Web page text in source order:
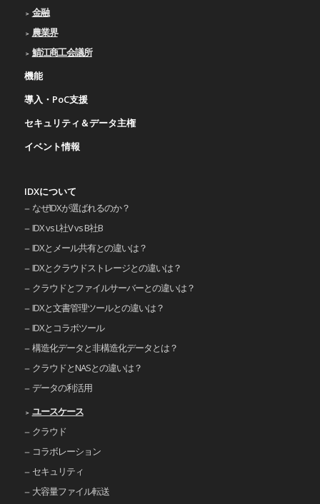
金融
農業界
鯖江商工会議所
機能
導入・PoC支援
セキュリティ＆データ主権
イベント情報
IDXについて
なぜIDXが選ばれるのか？
IDX vs L社V vs B社B
IDXとメール共有との違いは？
IDXとクラウドストレージとの違いは？
クラウドとファイルサーバーとの違いは？
IDXと文書管理ツールとの違いは？
IDXとコラボツール
構造化データと非構造化データとは？
クラウドとNASとの違いは？
データの利活用
ユースケース
クラウド
コラボレーション
セキュリティ
大容量ファイル転送